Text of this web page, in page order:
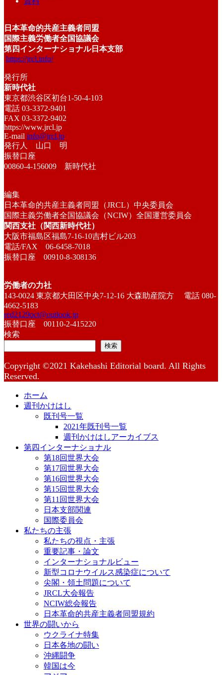
日本革命的共産主義者同盟
国際主義労働者全国協議会
第四インターナショナル日本支部
https://jrcl.info/
発行所
新時代社
東京都渋谷区初台1-50-4-103
電話 03-3372-9401
FAX 03-3372-9402
https://www.jrcl.jp
E-mail info@jrcl.jp
発行人 山口 明
振替口座
00860-4-156009 新時代社
編集
日本革命的共産主義者同盟（JRCL）中央委員会
国際主義労働者全国協議会（NCIW）全国運営委員会
関西支社（関西新時代社）
大阪市福島区福島7-16-10吉村ビル203
電話/FAX 06-6458-7018
振替口座 00910-8-308136
労働者の力社
143-0024 東京都大田区中央7-12-16 大森助産院方 電話 080-
4662-5183
red2129oct@outlook.jp
振替口座 00110-2-415220
検索
検索
Copyright ©2021 Kakehashi Editorial board. All Rights
Reserved.
ホーム
週刊かけはし
既刊号一覧
2021年既刊号一覧
週刊かけはしアーカイブス
第四インターナショナル
第18回世界大会
第17回世界大会
第16回世界大会
第15回世界大会
第11回世界大会
日本支部関連
国際委員会
私たちの主張
私たちの視点・主張
重要記事・論文
インターナショナルビュー
新型コロナウイルス感染症について
尖閣・領土問題について
JRCL大会報告
NCIW総会報告
日本革命的共産主義者同盟規約
世界の闘いから
ウクライナ特集
日本各地の闘い
沖縄闘争
韓国は今